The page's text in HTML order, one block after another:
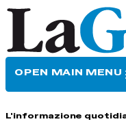
OPEN MAIN MENU
L'informazione